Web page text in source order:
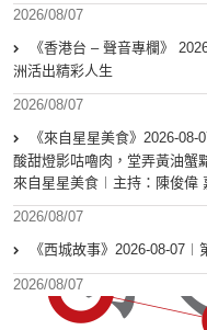
2026/08/07
《香港台 – 聲音專欄》
洲活出精彩人生
2026/08/07
《來自星星美食》2026-
酸甜燈影咕嚕肉，堂弄黃油蟹
來自星星美食︱主持：陳俊偉
2026/08/07
《西城故事》2026-08-
2026/08/07